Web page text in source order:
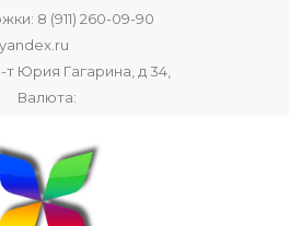
8 (911) 260-09-90
Юрия Гагарина, д 34,
Валюта: